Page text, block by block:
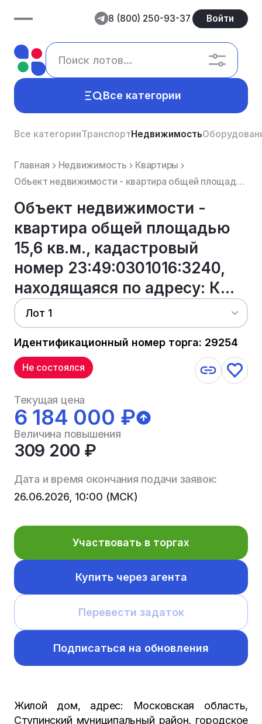
8 (800) 250-93-37 Войти
Все категории
Все категорииТранспортНедвижимость
Главная Недвижимость
Квартиры
Объект недвижимости - квартира общей площадью 15,6 кв.м., кадастровый номер 23:49:0301016:3240, нахо...
Объект недвижимости -
квартира общей площадью
15,6 кв.м., кадастровый
номер 23:49:0301016:3240,
находящаяся по адресу: К...
Лот 1
Идентификационный номер торга: 29254
Не состоялся
Текущая цена
6 184 000 ₽
Величина повышения
309 200 ₽
Дата и время окончания подачи заявок:
26.06.2026, 10:00 (МСК)
Участвовать в торгах
Купить через агента
Перевести задаток
Подписаться на обновления
Жилой дом, адрес: Московская область,
Ступинский муниципальный район, городское